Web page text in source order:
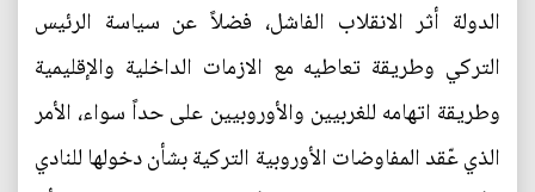
الدولة أثر الانقلاب الفاشل، فضلاً عن سياسة الرئيس
التركي وطريقة تعاطيه مع الازمات الداخلية والإقليمية
وطريقة اتهامه للغربيين والأوروبيين على حداً سواء، الأمر
الذي عّقد المفاوضات الأوروبية التركية بشأن دخولها للنادي